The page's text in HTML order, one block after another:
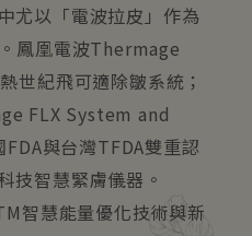
尤以「電波拉皮」作為
鳳凰電波Thermage
紀飛可適除皺系統；
FLX System and
與台灣TFDA雙重認
技智慧緊膚儀器。
智慧能量優化技術與新